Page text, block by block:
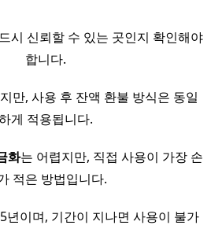
시 신뢰할 수 있는 곳인지 확인해야
합니다.
만, 사용 후 잔액 환불 방식은 동일
게 적용됩니다.
화는 어렵지만, 직접 사용이 가장 손
적은 방법입니다.
년이며, 기간이 지나면 사용이 불가